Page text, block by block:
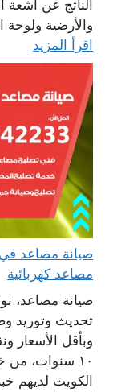
الناتج عن
والأرضية ولوحة
اقرأ المزيد
مصاعد كهربائية
صيانة مصاعد،
تحديث وتوريد
وبأقل الأسعار
١٠ سنوات،
الكويت لديهم